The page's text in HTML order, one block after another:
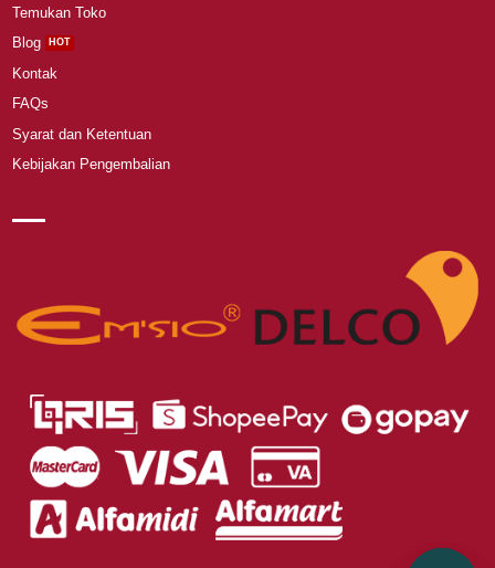
Temukan Toko
Blog
Kontak
FAQs
Syarat dan Ketentuan
Kebijakan Pengembalian